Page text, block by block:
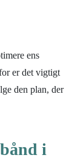
ens
er det vigtigt
den plan, der
i